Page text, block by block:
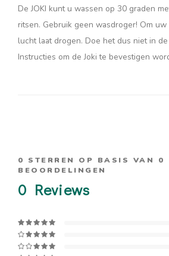
De JOKI kunt u wassen op 30 graden
ritsen. Gebruik geen wasdroger! Om
lucht laat drogen. Doe het dus niet in
Instructies om de Joki te bevestigen
0 STERREN OP BASIS VAN 0
BEOORDELINGEN
0 Reviews